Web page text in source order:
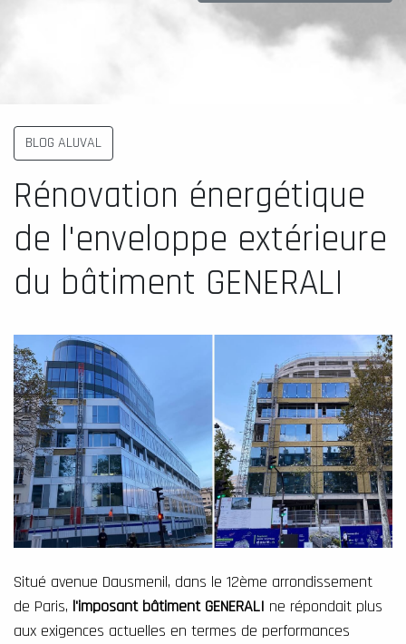
BLOG ALUVAL
Rénovation énergétique
de l'enveloppe extérieure
du bâtiment GENERALI
Situé avenue Dausmenil, dans le 12ème arrondissement
de Paris, l'imposant bâtiment GENERALI ne répondait plus
aux exigences actuelles en termes de performances